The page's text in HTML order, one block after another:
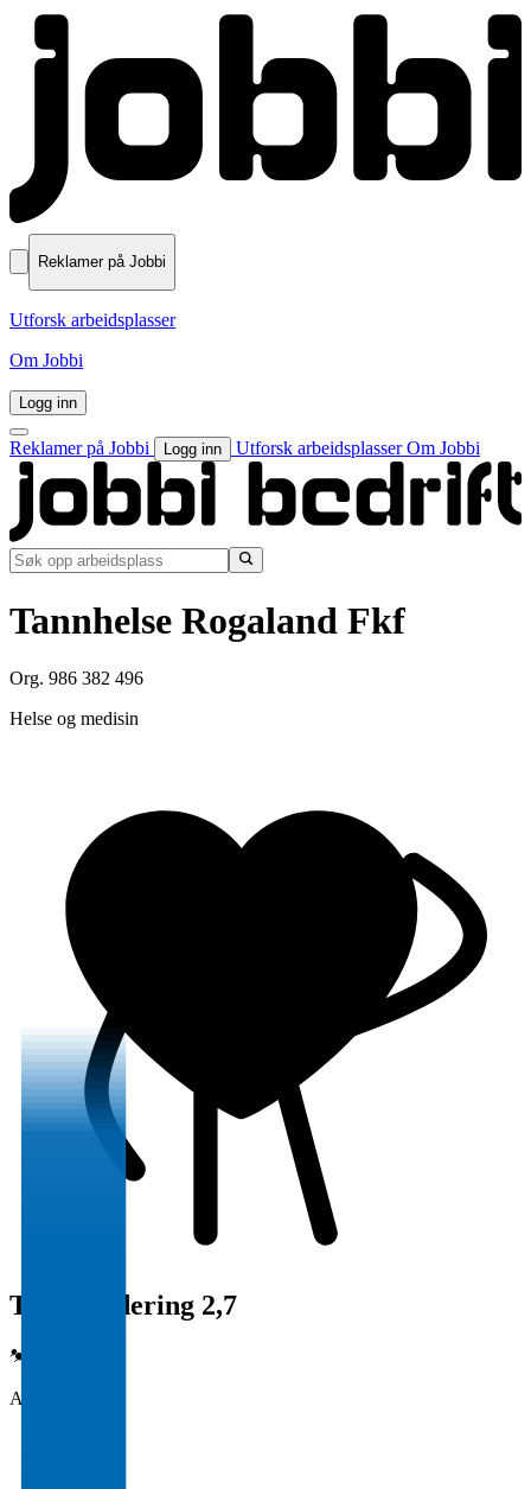
Reklamer på Jobbi
Utforsk arbeidsplasser
Om Jobbi
Logg inn
Reklamer på Jobbi Logg inn Utforsk arbeidsplasserOm Jobbi
Tannhelse Rogaland Fkf
Org. 986 382 496
Helse og medisin
Totalvurdering 2,7
Arbeidsmiljø